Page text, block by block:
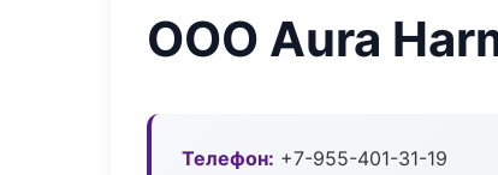
ООО Aura
Телефон: +7-955-401-31-19